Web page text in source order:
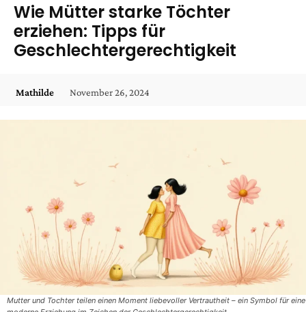
Wie Mütter starke Töchter
erziehen: Tipps für
Geschlechtergerechtigkeit
Mathilde November 26, 2024
Mutter und Tochter teilen einen Moment liebevoller Vertrautheit – ein Symbol für eine